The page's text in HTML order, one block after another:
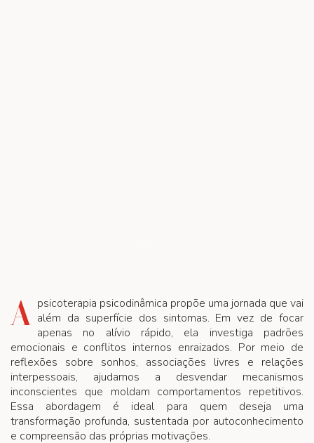
A psicoterapia psicodinâmica propõe uma jornada que vai
além da superfície dos sintomas. Em vez de focar
apenas no alívio rápido, ela investiga padrões
emocionais e conflitos internos enraizados. Por meio de
reflexões sobre sonhos, associações livres e relações
interpessoais, ajudamos a desvendar mecanismos
inconscientes que moldam comportamentos repetitivos.
Essa abordagem é ideal para quem deseja uma
transformação profunda, sustentada por autoconhecimento
e compreensão das próprias motivações.